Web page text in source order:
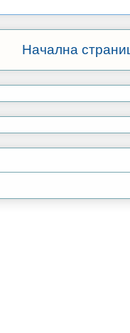
Начална